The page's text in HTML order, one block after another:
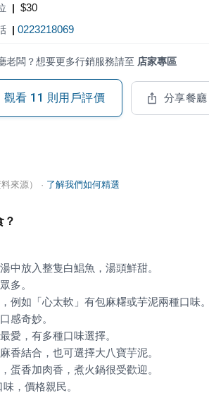
| $30
| 0223218069
老闆？想要更多行銷服務請至 店家專區
觀看 11 則用戶評價 分享餐廳
來源） · 了解我們如何精選
？
，價格親民。